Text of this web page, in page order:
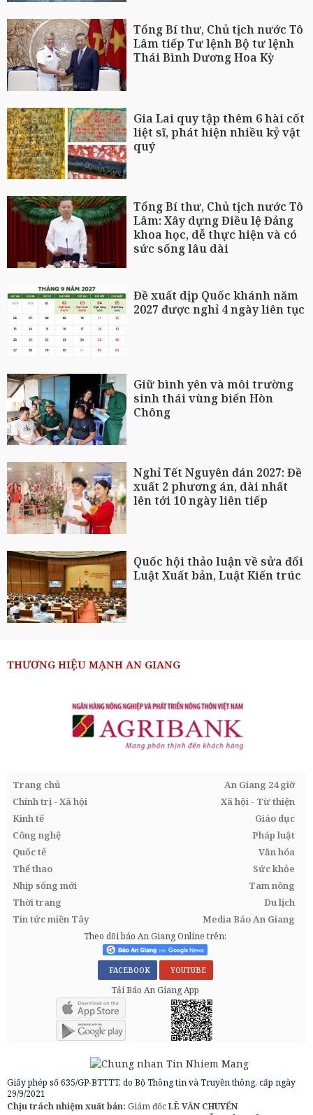
Tổng Bí thư, Chủ tịch nước Tô
Lâm tiếp Tư lệnh Bộ tư lệnh
Thái Bình Dương Hoa Kỳ
Gia Lai quy tập thêm 6 hài cốt
liệt sĩ, phát hiện nhiều kỷ vật
quý
Tổng Bí thư, Chủ tịch nước Tô
Lâm: Xây dựng Điều lệ Đảng
khoa học, dễ thực hiện và có
sức sống lâu dài
Đề xuất dịp Quốc khánh năm
2027 được nghỉ 4 ngày liên tục
Giữ bình yên và môi trường
sinh thái vùng biển Hòn
Chông
Nghỉ Tết Nguyên đán 2027: Đề
xuất 2 phương án, dài nhất
lên tới 10 ngày liên tiếp
Quốc hội thảo luận về sửa đổi
Luật Xuất bản, Luật Kiến trúc
THƯƠNG HIỆU MẠNH AN GIANG
Trang chủ
An Giang 24 giờ
Chính trị - Xã hội
Xã hội - Từ thiện
Kinh tế
Giáo dục
Công nghệ
Pháp luật
Quốc tế
Văn hóa
Thể thao
Sức khỏe
Nhịp sống mới
Tam nông
Thời trang
Du lịch
Tin tức miền Tây
Media Báo An Giang
Theo dõi báo An Giang Online trên:
FACEBOOK YOUTUBE
Tải Báo An Giang App
Giấy phép số 635/GP-BTTTT, do Bộ Thông tin và Truyền thông, cấp ngày
29/9/2021
Chịu trách nhiệm xuất bản: Giám đốcLÊ VĂN CHUYỂN